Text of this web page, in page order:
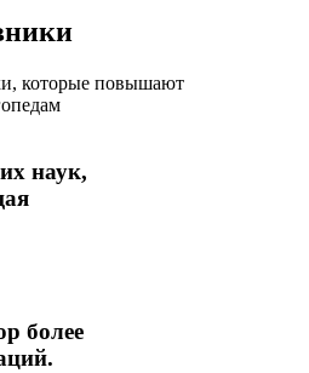
которые повышают
наук,
более